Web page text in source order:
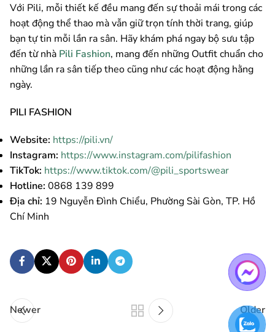
Với Pili, mỗi thiết kế đều mang đến sự thoải mái trong các
hoạt động thể thao mà vẫn giữ trọn tính thời trang, giúp
bạn tự tin mỗi lần ra sân. Hãy khám phá ngay bộ sưu tập
đến từ nhà Pili Fashion, mang đến những Outfit chuẩn cho
những lần ra sân tiếp theo cũng như các hoạt động hằng
ngày.
PILI FASHION
Website: https://pili.vn/
Instagram: https://www.instagram.com/pilifashion
TikTok: https://www.tiktok.com/@pili_sportswear
Hotline: 0868 139 899
Địa chỉ: 19 Nguyễn Đình Chiểu, Phường Sài Gòn, TP. Hồ
Chí Minh
Newer Older